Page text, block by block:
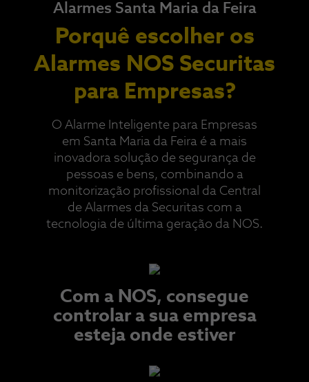
Alarmes Santa Maria da Feira
Porquê escolher os
Alarmes NOS Securitas
para Empresas?
O Alarme Inteligente para Empresas
em Santa Maria da Feira é a mais
inovadora solução de segurança de
pessoas e bens, combinando a
monitorização profissional da Central
de Alarmes da Securitas com a
tecnologia de última geração da NOS.​
Com a NOS, consegue
controlar a sua empresa
esteja onde estiver​